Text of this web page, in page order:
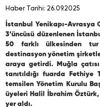
Haber Tarihi: 26.09.2025
İstanbul Yenikapı-Avrasya
3’üncüsü düzenlenen
50 farklı ülkesinden
destinasyon yönetim
araya getirdi. Muğla
tanıtıldığı fuarda Fethiye
temsilen Yönetim Kurulu
üyeleri Halil İbrahim Öztürk,
yer aldı.